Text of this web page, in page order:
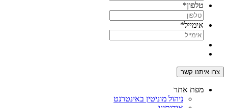
טלפון*
אימייל*
מפת אתר
ניהול מוניטין באינטרנט